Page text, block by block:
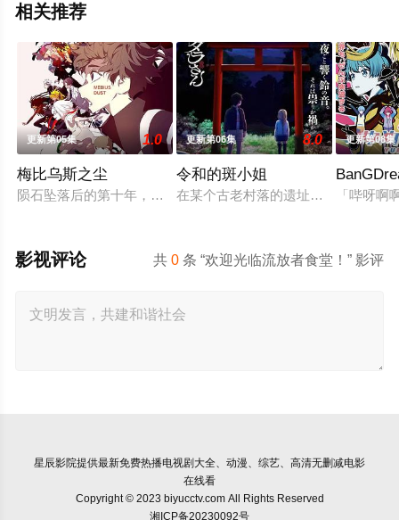
相关推荐
更新第05集 1.0
梅比乌斯之尘
陨石坠落后的第十年，由于巨大结晶释放出的神秘粒子“梅比乌
更新第06集 8.0
令和的斑小姐
在某个古老村落的遗址深处，那一片
更新第08集
「哔呀
共0 条 “欢迎光临流放者食堂！” 影评
影视评论
星辰影院提供最新免费热播电视剧大全、动漫、综艺、高清无删减电影
在线看
Copyright © 2023 biyucctv.com All Rights Reserved
湘ICP备20230092号